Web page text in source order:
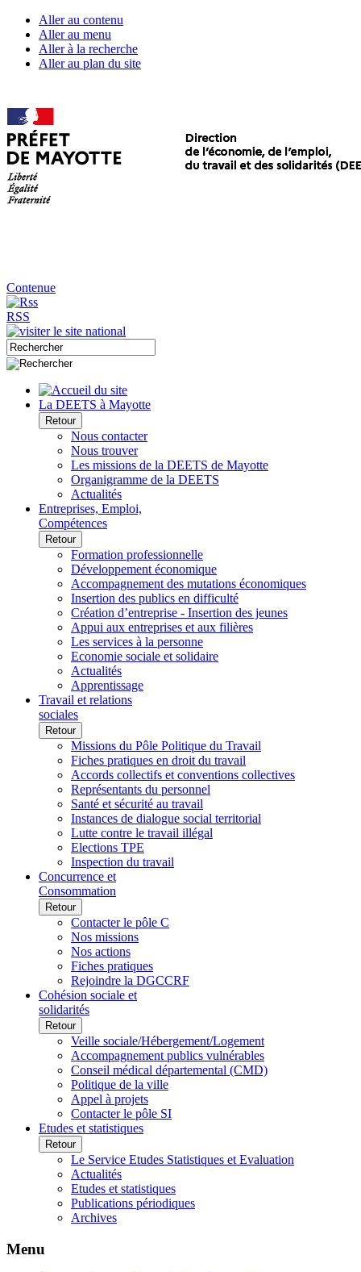
Aller au contenu
Aller au menu
Aller à la recherche
Aller au plan du site
Contenue
RSS
La DEETS à Mayotte
Retour
Nous contacter
Nous trouver
Les missions de la DEETS de Mayotte
Organigramme de la DEETS
Actualités
Entreprises, Emploi,
Compétences
Retour
Formation professionnelle
Développement économique
Accompagnement des mutations économiques
Insertion des publics en difficulté
Création d’entreprise - Insertion des jeunes
Appui aux entreprises et aux filières
Les services à la personne
Economie sociale et solidaire
Actualités
Apprentissage
Travail et relations
sociales
Retour
Missions du Pôle Politique du Travail
Fiches pratiques en droit du travail
Accords collectifs et conventions collectives
Représentants du personnel
Santé et sécurité au travail
Instances de dialogue social territorial
Lutte contre le travail illégal
Elections TPE
Inspection du travail
Concurrence et
Consommation
Retour
Contacter le pôle C
Nos missions
Nos actions
Fiches pratiques
Rejoindre la DGCCRF
Cohésion sociale et
solidarités
Retour
Veille sociale/Hébergement/Logement
Accompagnement publics vulnérables
Conseil médical départemental (CMD)
Politique de la ville
Appel à projets
Contacter le pôle SI
Etudes et statistiques
Retour
Le Service Etudes Statistiques et Evaluation
Actualités
Etudes et statistiques
Publications périodiques
Archives
Menu